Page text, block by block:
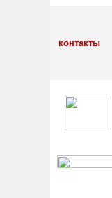
контакты